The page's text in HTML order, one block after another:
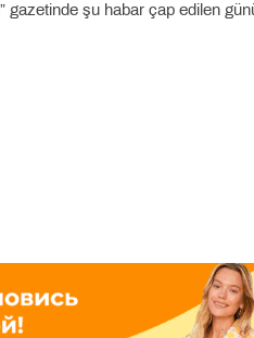
gazetinde şu habar çap edilen